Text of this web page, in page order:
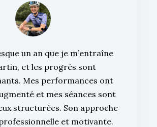
un an que je m’entraîne
et les progrès sont
Mes performances ont
et mes séances sont
structurées. Son approche
et motivante.